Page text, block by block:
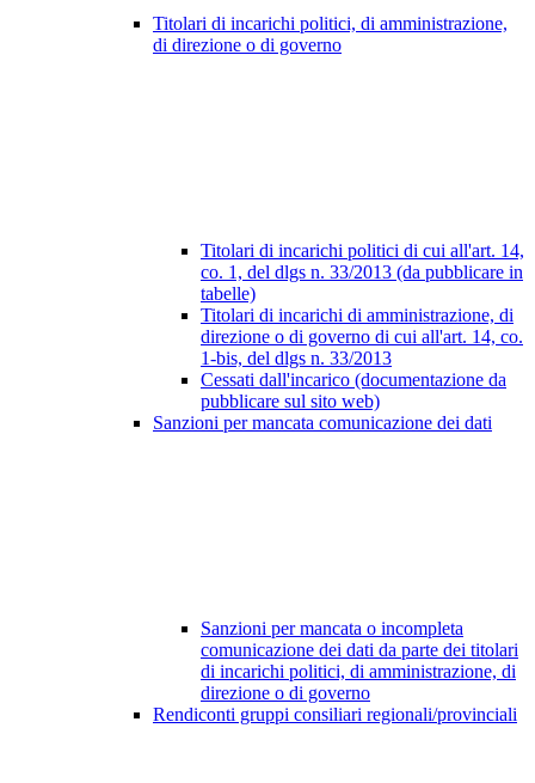
Titolari di incarichi politici, di amministrazione,
di direzione o di governo
Titolari di incarichi politici di cui all'art. 14,
co. 1, del dlgs n. 33/2013 (da pubblicare in
tabelle)
Titolari di incarichi di amministrazione, di
direzione o di governo di cui all'art. 14, co.
1-bis, del dlgs n. 33/2013
Cessati dall'incarico (documentazione da
pubblicare sul sito web)
Sanzioni per mancata comunicazione dei dati
Sanzioni per mancata o incompleta
comunicazione dei dati da parte dei titolari
di incarichi politici, di amministrazione, di
direzione o di governo
Rendiconti gruppi consiliari regionali/provinciali